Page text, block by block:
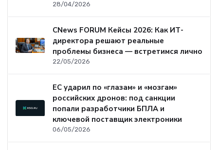
28/04/2026
CNews FORUM Кейсы 2026: Как ИТ-
директора решают реальные
проблемы бизнеса — встретимся лично
22/05/2026
ЕС ударил по «глазам» и «мозгам»
российских дронов: под санкции
попали разработчики БПЛА и
ключевой поставщик электроники
06/05/2026